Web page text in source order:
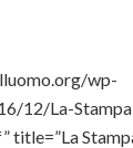
wp-
12/La-
title=”La